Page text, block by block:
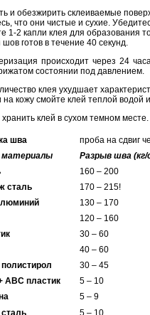
и обезжирить склеиваемые
что они чистые и сухие.
1-2 капли клея для образования
шов готов в течение 40 секунд.
происходит через 24
состоянии под давлением.
клея ухудшает
кожу смойте клей теплой
хранить клей в сухом темном месте.
шва проба на сдвиг
материалы
Разрыв шва (кг/
160 – 200
сталь
170 – 215!
130 – 170
120 – 160
30 – 60
40 – 60
30 – 45
АВС пластик
5 – 10
5 – 9
5 – 10